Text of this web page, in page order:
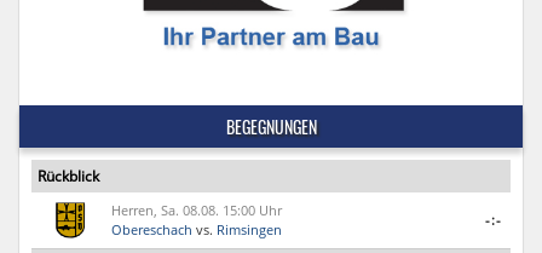
BEGEGNUNGEN
Rückblick
Herren, Sa. 08.08. 15:00 Uhr
Obereschach vs. Rimsingen
-:-